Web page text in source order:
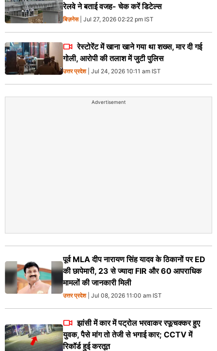
रेलवे ने बताई वजह- चेक करें डिटेल्स
बिज़नेस| Jul 27, 2026 02:22 pm IST
रेस्टोरेंट में खाना खाने गया था शख्स, मार दी गई
गोली, आरोपी की तलाश में जुटी पुलिस
उत्तर प्रदेश| Jul 24, 2026 10:11 am IST
Advertisement
पूर्व MLA दीप नारायण सिंह यादव के ठिकानों पर ED
की छापेमारी, 23 से ज्यादा FIR और 60 आपराधिक
मामलों की जानकारी मिली
उत्तर प्रदेश| Jul 08, 2026 11:00 am IST
झांसी में कार में पट्रोल भरवाकर रफूचक्कर हुए
युवक, पैसे मांग तो तेजी से भगाई कार; CCTV में
रिकॉर्ड हुई करतूत